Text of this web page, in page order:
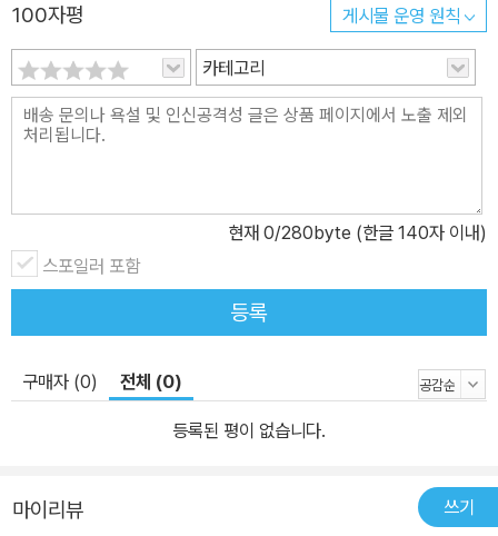
준인 것은 어제 오늘의 일이 아닌 까닭이다. 사람의 생명을 구해야 할
의사가 스스로 생명을 끊고 또한 비약적인 경제성장을 이룩했음에도
대부분의 사람들이 예전보다 더 살기가 힘들어졌다고 느끼는 이유가
무엇일까? 오늘날 자신의 일터에서 진정으로 보람과 행복을 느끼며
살아가는 사람들은 과연 얼마나 될까? 1961년 가난했던 한국에 와서
하고, 미국으로 돌아간 뒤에도 끊임없이 봉사의 삶을 살았던 닥터 뉴
스마. 그는 자신의 삶을 돌아보며 “힘든 일보다는 기쁜 일을 더 많이
나누었”으며 “우리가 해야 할 일은 그저 기쁜 소식을 나누는 것”이라
고 말한다. 함께했던 주위의 사람들은 그런 그에 대해 “언제 어느 곳
이든 재미있고 즐거운 장소가 되게 만드는 사람, 언제나 즐겁고 기쁘
게 일하는 사람, 동시에 자신의 일에 있어서는 완벽한 능력을 가진 사
람”이라고 증언한다. 《영혼까지 웃게 하라》는 평범한 일상 속에서 많
은 현대인들이 상실해 버린 ‘기쁨과 웃음’이라는 가치에 그 누구보다
입뿐 아니라 영혼까지 미소 짓게 했다. 과연 그의 삶은 어떠했으며 고
난 중에도 그가 기뻐할 수 있었던 이유는 무엇이었을까? 끊임없는 노
100자평 게시물 운영 원칙
카테고리
현재 0/280byte (한글 140자 이내)
스포일러 포함
등록
구매자 (0) 전체 (0)
등록된 평이 없습니다.
마이리뷰 쓰기